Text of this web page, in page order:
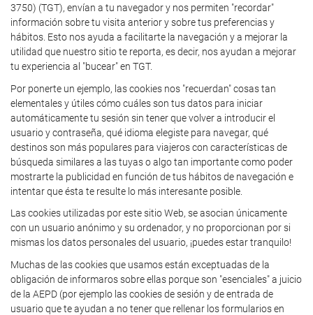
3750) (TGT), envían a tu navegador y nos permiten "recordar"
información sobre tu visita anterior y sobre tus preferencias y
hábitos. Esto nos ayuda a facilitarte la navegación y a mejorar la
utilidad que nuestro sitio te reporta, es decir, nos ayudan a mejorar
tu experiencia al "bucear" en TGT.
Por ponerte un ejemplo, las cookies nos "recuerdan" cosas tan
elementales y útiles cómo cuáles son tus datos para iniciar
automáticamente tu sesión sin tener que volver a introducir el
usuario y contraseña, qué idioma elegiste para navegar, qué
destinos son más populares para viajeros con características de
búsqueda similares a las tuyas o algo tan importante como poder
mostrarte la publicidad en función de tus hábitos de navegación e
intentar que ésta te resulte lo más interesante posible.
Las cookies utilizadas por este sitio Web, se asocian únicamente
con un usuario anónimo y su ordenador, y no proporcionan por si
mismas los datos personales del usuario, ¡puedes estar tranquilo!
Muchas de las cookies que usamos están exceptuadas de la
obligación de informaros sobre ellas porque son "esenciales" a juicio
de la AEPD (por ejemplo las cookies de sesión y de entrada de
usuario que te ayudan a no tener que rellenar los formularios en